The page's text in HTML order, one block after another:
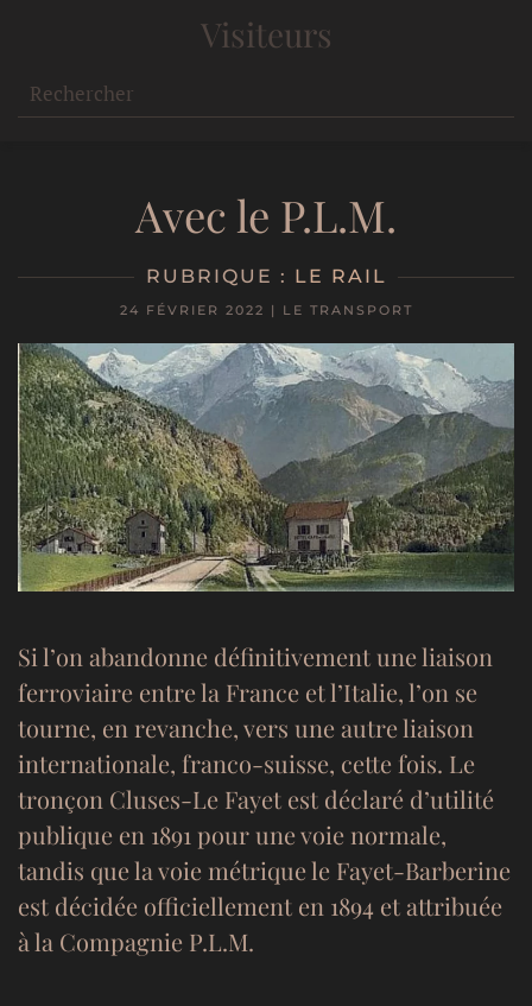
Visiteurs
Avec le P.L.M.
RUBRIQUE : LE RAIL
24 FÉVRIER 2022 | LE TRANSPORT
Si l’on abandonne définitivement une liaison
ferroviaire entre la France et l’Italie, l’on se
tourne, en revanche, vers une autre liaison
internationale, franco-suisse, cette fois. Le
tronçon Cluses-Le Fayet est déclaré d’utilité
publique en 1891 pour une voie normale,
tandis que la voie métrique le Fayet-Barberine
est décidée officiellement en 1894 et attribuée
à la Compagnie P.L.M.